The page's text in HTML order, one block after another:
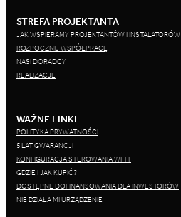
STREFA PROJEKTANTA
JAK WSPIERAMY PROJEKTANTÓW I INSTALATORÓW
ROZPOCZNIJ WSPÓŁPRACĘ
NASI DORADCY
REALIZACJE
WAŻNE LINKI
POLITYKA PRYWATNOŚCI
5 LAT GWARANCJI
KONFIGURACJA STEROWANIA WI-FI
GDZIE I JAK KUPIĆ?
DOSTĘPNE DOFINANSOWANIA DLA INWESTORÓW
NIE DZIAŁA MI URZĄDZENIE